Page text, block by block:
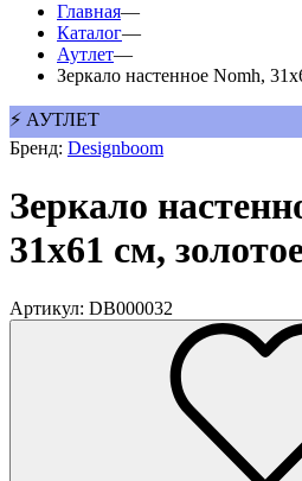
Главная—
Каталог—
Аутлет—
Зеркало настенное Nomh,
⚡ АУТЛЕТ
Бренд: Designboom
Зеркало
31х61 см,
Артикул: DB000032